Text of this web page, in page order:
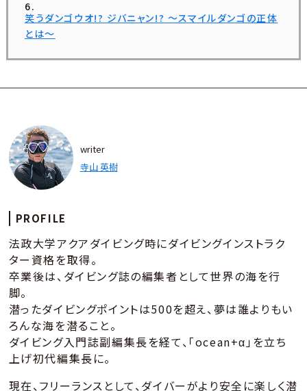
笑うダンゴウオ!? ジバニャン!? ～スマイルダンゴの正体
とは～
writer
寺山 英樹
PROFILE
法政大学アクアダイビング時にダイビングインストラク
ター資格を取得。
卒業後は、ダイビング誌の編集者として世界の海を行
脚。
潜ったダイビングポイントは500を超え、夢は誰よりもい
ろんな海を潜ること。
ダイビング入門誌副編集長を経て、「ocean+α」を立ち
上げ初代編集長に。
現在、フリーランスとして、ダイバーがより安全に楽しく潜